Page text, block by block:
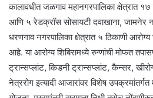
कालावधीत जळगाव महानगरपालिका क्षेत्रात
आणि ५ रेडक्रॉस सोसायटी दवाखाना, जामनेर
धरणगाव नगरपालिका क्षेत्रात ५ ठिकाणी
आहे. या आरोग्य शिबिरामध्ये रुग्णांची मोफत
ट्रान्सप्लांट, किडनी ट्रान्सप्लांट, कैन्सर,
नेत्ररोग इत्यादी आजारांवर विशेष